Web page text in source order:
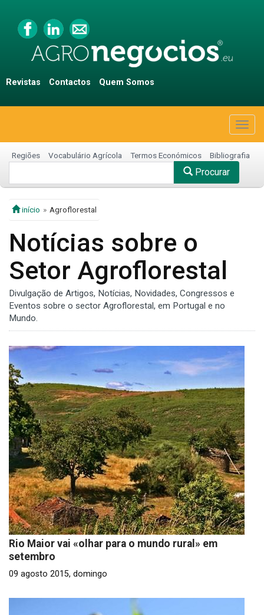
Revistas Contactos Quem Somos
Regiões Vocabulário Agrícola Termos Económicos Bibliografia
Procurar
início Agroflorestal
Notícias sobre o
Setor Agroflorestal
Divulgação de Artigos, Notícias, Novidades, Congressos e
Eventos sobre o sector Agroflorestal, em Portugal e no
Mundo.
Rio Maior vai «olhar para o mundo rural» em
setembro
09 agosto 2015, domingo